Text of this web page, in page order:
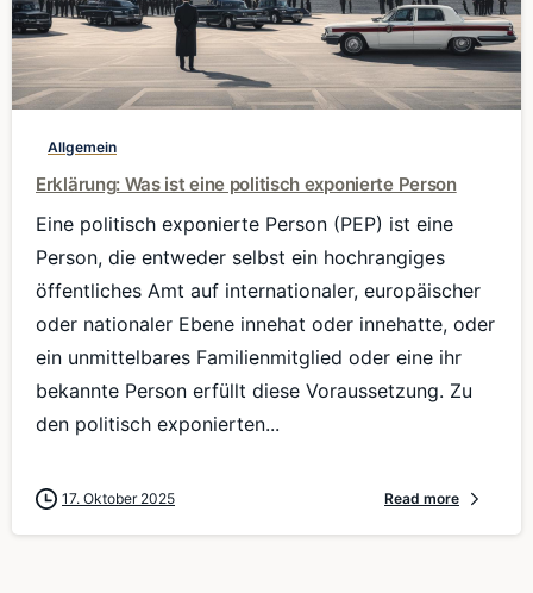
0
Allgemein
Erklärung: Was ist eine politisch exponierte Person
Eine politisch exponierte Person (PEP) ist eine
Person, die entweder selbst ein hochrangiges
öffentliches Amt auf internationaler, europäischer
oder nationaler Ebene innehat oder innehatte, oder
ein unmittelbares Familienmitglied oder eine ihr
bekannte Person erfüllt diese Voraussetzung. Zu
den politisch exponierten...
17. Oktober 2025 Read more